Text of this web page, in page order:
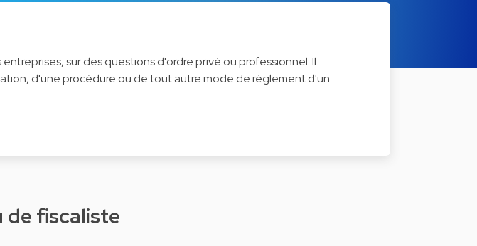
sur des questions d'ordre privé ou professionnel. Il
d'une procédure ou de tout autre mode de règlement d'un
de fiscaliste